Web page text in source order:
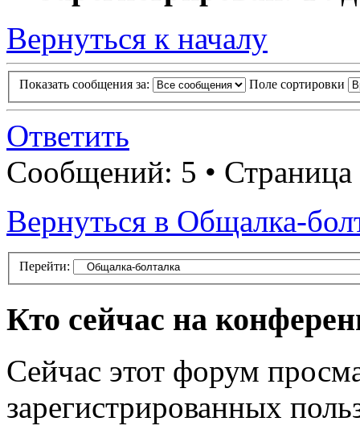
Вернуться к началу
Показать сообщения за: Поле сортировки
Ответить
Сообщений: 5 • Страница
Вернуться в Общалка-
Перейти:
Кто сейчас на
Сейчас этот форум
зарегистрированных